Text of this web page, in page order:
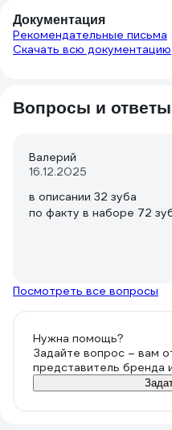
показалось). Все
соединить, дают длину
(отвертка тоже может
понравились -
битами. У меня
использовать без
идущий в комплекте
DR-HEX Male оказался
кстати, в данном наборе
головка трещетки:
с нижней стороны и при
напильником). С учетом
скидкой) в районе
1500₽ мне наборчик
интенсивной
Документация
Рекомендательные письма
Скачать всю документацию
Вопросы и
Валерий
16.12.2025
в описании 32 зуба
по факту в наборе 72
Посмотреть все вопросы
Нужна помощь?
Задайте вопрос – вам
представитель бренда